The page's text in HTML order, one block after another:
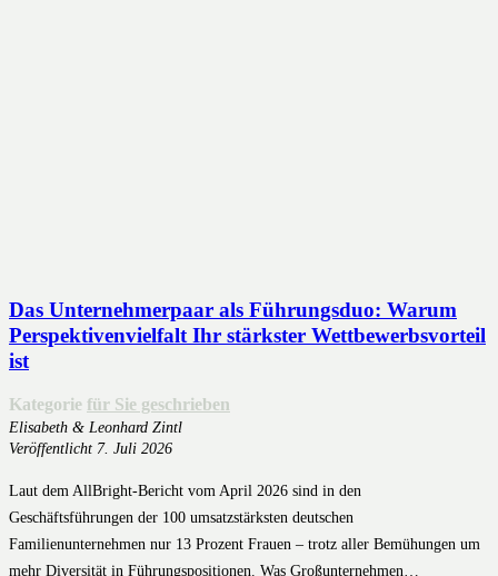
Das Unternehmerpaar als Führungsduo: Warum
Perspektivenvielfalt Ihr stärkster Wettbewerbsvorteil
ist
Kategorie für Sie geschrieben
Elisabeth & Leonhard Zintl
Veröffentlicht 7. Juli 2026
Laut dem AllBright-Bericht vom April 2026 sind in den
Geschäftsführungen der 100 umsatzstärksten deutschen
Familienunternehmen nur 13 Prozent Frauen – trotz aller Bemühungen um
mehr Diversität in Führungspositionen. Was Großunternehmen…